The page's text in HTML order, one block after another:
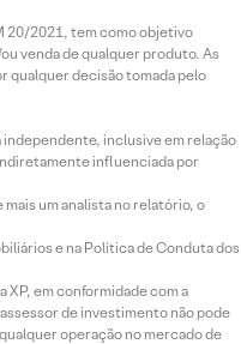
20/2021, tem como objetivo
venda de qualquer produto. As
qualquer decisão tomada pelo
independente, inclusive em relação
influenciada por
um analista no relatório, o
e na Política de Conduta dos
em conformidade com a
de investimento não pode
operação no mercado de